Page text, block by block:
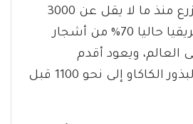
أمريكا الجنوبية، وتزرع منذ ما لا يقل عن 3000
عام، بينما تضم أفريقيا حاليا 70% من أشجار
العالم، ويعود أقدم
استخدام معروف لبذور الكاكاو إلى نحو 1100 قبل